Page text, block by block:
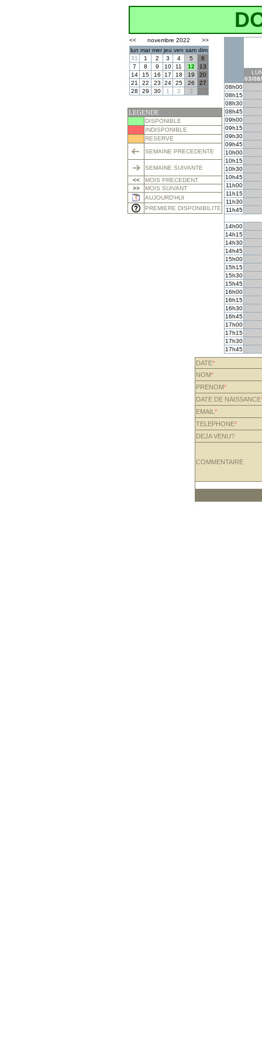
<< novembre 2022
>>
lun mar mer jeu ven sam dim
31
1 2 3 4 5
6
7
8 9 10 11 12
13
14
15 16 17 18 19
20
21
22 23 24 25 26
27
28
29 30 1 2 3
LEGENDE
DISPONIBLE
INDISPONIBLE
RESERVE
SEMAINE PRECEDENTE
SEMAINE SUIVANTE
<<
MOIS PRECEDENT
>>
MOIS SUIVANT
AUJOURD'HUI
PREMIERE DISPONIBILITE
03/
08h00
08h15
08h30
08h45
09h00
09h15
09h30
09h45
10h00
10h15
10h30
10h45
11h00
11h15
11h30
11h45
14h00
14h15
14h30
14h45
15h00
15h15
15h30
15h45
16h00
16h15
16h30
16h45
17h00
17h15
17h30
17h45
DATE*
NOM*
PRENOM*
DATE DE NAISSANCE
EMAIL *
TELEPHONE*
DEJA VENU?
COMMENTAIRE